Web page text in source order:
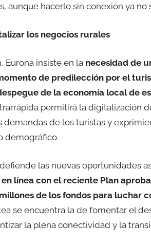
aunque hacerlo sin conexión ya
los negocios rurales
Eurona insiste en la necesidad de
de predilección por el
de la economía local de
permitirá la digitalización
demandas de los turistas y
demográfico.
las nuevas oportunidades
en línea con el reciente Plan
de los fondos para luchar
se encuentra la de fomentar el
la plena conectividad y la